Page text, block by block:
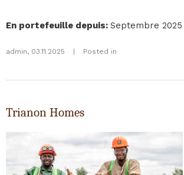
En portefeuille depuis: Septembre 2025
admin, 03.11.2025 Posted in
Trianon Homes